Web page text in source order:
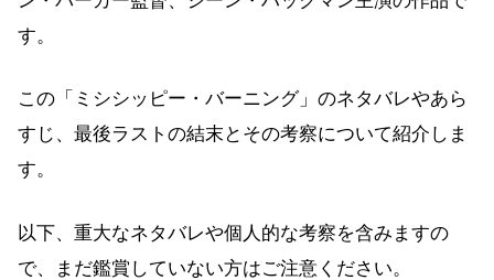
す。
この「ミシシッピー・バーニング」のネタバレやあら
すじ、最後ラストの結末とその考察について紹介しま
す。
以下、重大なネタバレや個人的な考察を含みますの
で、まだ鑑賞していない方はご注意ください。